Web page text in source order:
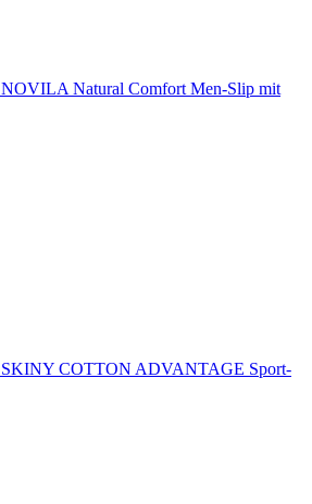
NOVILA Natural Comfort Men-Slip mit
SKINY COTTON ADVANTAGE Sport-